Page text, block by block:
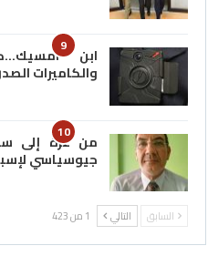
9ابن
والكاميرات
10
من غزة إلى
جيوسياسي
السابق التالي 1 من 423